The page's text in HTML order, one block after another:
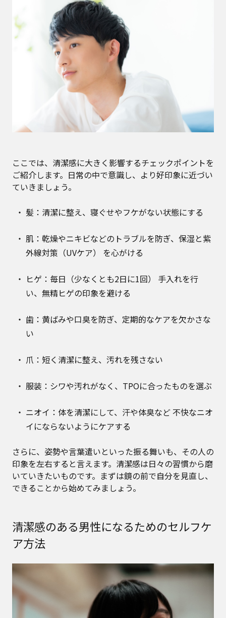
ここでは、清潔感に大きく影響するチェックポイントを
ご紹介します。日常の中で意識し、より好印象に近づい
ていきましょう。
髪：清潔に整え、寝ぐせやフケがない状態にする
肌：乾燥やニキビなどのトラブルを防ぎ、保湿と紫
外線対策（UVケア） を心がける
ヒゲ：毎日（少なくとも2日に1回） 手入れを行
い、無精ヒゲの印象を避ける
歯：黄ばみや口臭を防ぎ、定期的なケアを欠かさな
い
爪：短く清潔に整え、汚れを残さない
服装：シワや汚れがなく、TPOに合ったものを選ぶ
ニオイ：体を清潔にして、汗や体臭など 不快なニオ
イにならないようにケアする
さらに、姿勢や言葉遣いといった振る舞いも、その人の
印象を左右すると言えます。清潔感は日々の習慣から磨
いていきたいものです。まずは鏡の前で自分を見直し、
できることから始めてみましょう。
清潔感のある男性になるためのセルフケ
ア方法